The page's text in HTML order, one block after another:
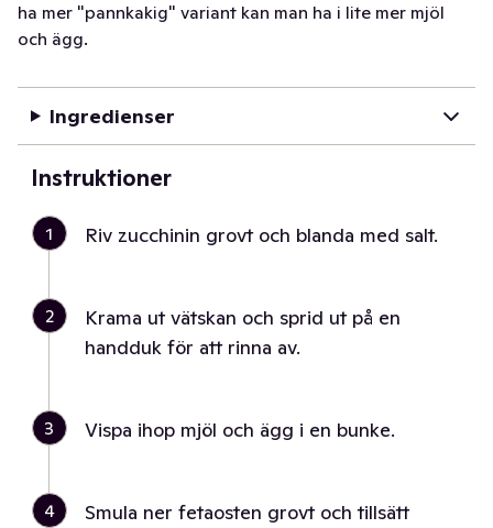
ha mer "pannkakig" variant kan man ha i lite mer mjöl
och ägg.
Ingredienser
Instruktioner
1 Riv zucchinin grovt och blanda med salt.
2
Krama ut vätskan och sprid ut på en
handduk för att rinna av.
3 Vispa ihop mjöl och ägg i en bunke.
4
Smula ner fetaosten grovt och tillsätt